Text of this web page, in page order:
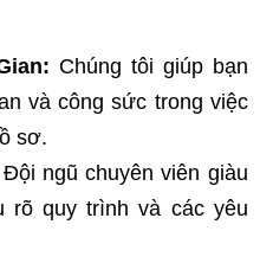
Chúng tôi giúp bạn
và công sức trong việc
sơ.
Đội ngũ chuyên viên giàu
rõ quy trình và các yêu